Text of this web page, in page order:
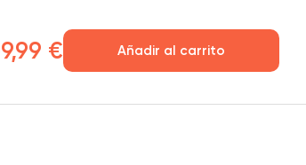
€ Añadir al carrito